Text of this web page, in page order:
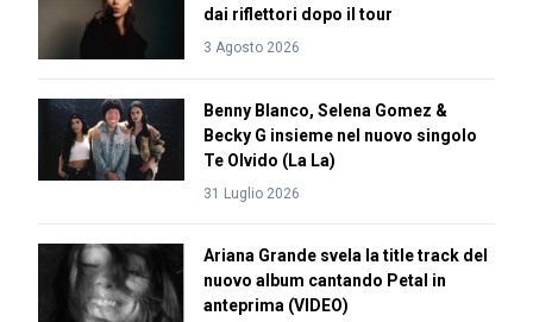
dai riflettori dopo il tour
3 Agosto 2026
Benny Blanco, Selena Gomez &
Becky G insieme nel nuovo singolo
Te Olvido (La La)
31 Luglio 2026
Ariana Grande svela la title track del
nuovo album cantando Petal in
anteprima (VIDEO)